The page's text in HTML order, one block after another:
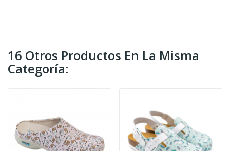
16 Otros Productos En La Misma
Categoría: